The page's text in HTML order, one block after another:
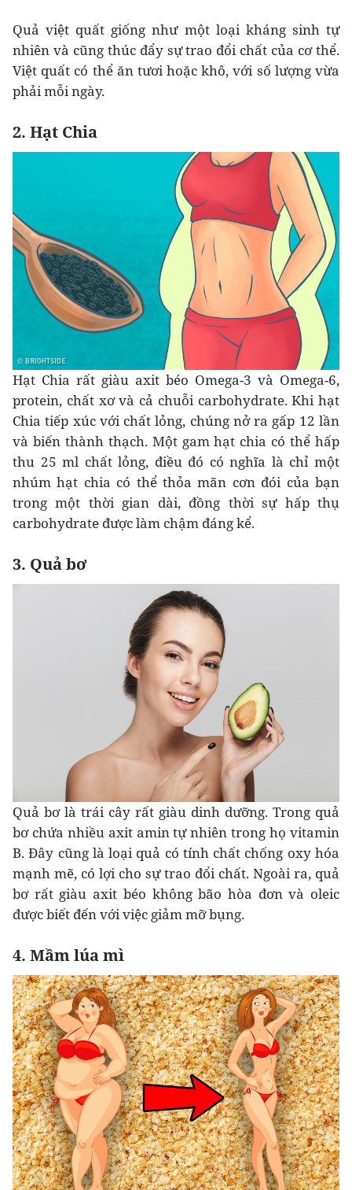
Quả việt quất giống như một loại kháng sinh tự
nhiên và cũng thúc đẩy sự trao đổi chất của cơ thể.
Việt quất có thể ăn tươi hoặc khô, với số lượng vừa
phải mỗi ngày.
2. Hạt Chia
Hạt Chia rất giàu axit béo Omega-3 và Omega-6,
protein, chất xơ và cả chuỗi carbohydrate. Khi hạt
Chia tiếp xúc với chất lỏng, chúng nở ra gấp 12 lần
và biến thành thạch. Một gam hạt chia có thể hấp
thu 25 ml chất lỏng, điều đó có nghĩa là chỉ một
nhúm hạt chia có thể thỏa mãn cơn đói của bạn
trong một thời gian dài, đồng thời sự hấp thụ
carbohydrate được làm chậm đáng kể.
3. Quả bơ
Quả bơ là trái cây rất giàu dinh dưỡng. Trong quả
bơ chứa nhiều axit amin tự nhiên trong họ vitamin
B. Đây cũng là loại quả có tính chất chống oxy hóa
mạnh mẽ, có lợi cho sự trao đổi chất. Ngoài ra, quả
bơ rất giàu axit béo không bão hòa đơn và oleic
được biết đến với việc giảm mỡ bụng.
4. Mầm lúa mì